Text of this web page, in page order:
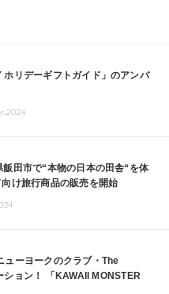
リデーギフトガイド」のアンバ
飯田市で“本物の日本の田舎“を体
け旅行商品の販売を開始
ューヨークのクラブ・The
ョン！ 「KAWAII MONSTER